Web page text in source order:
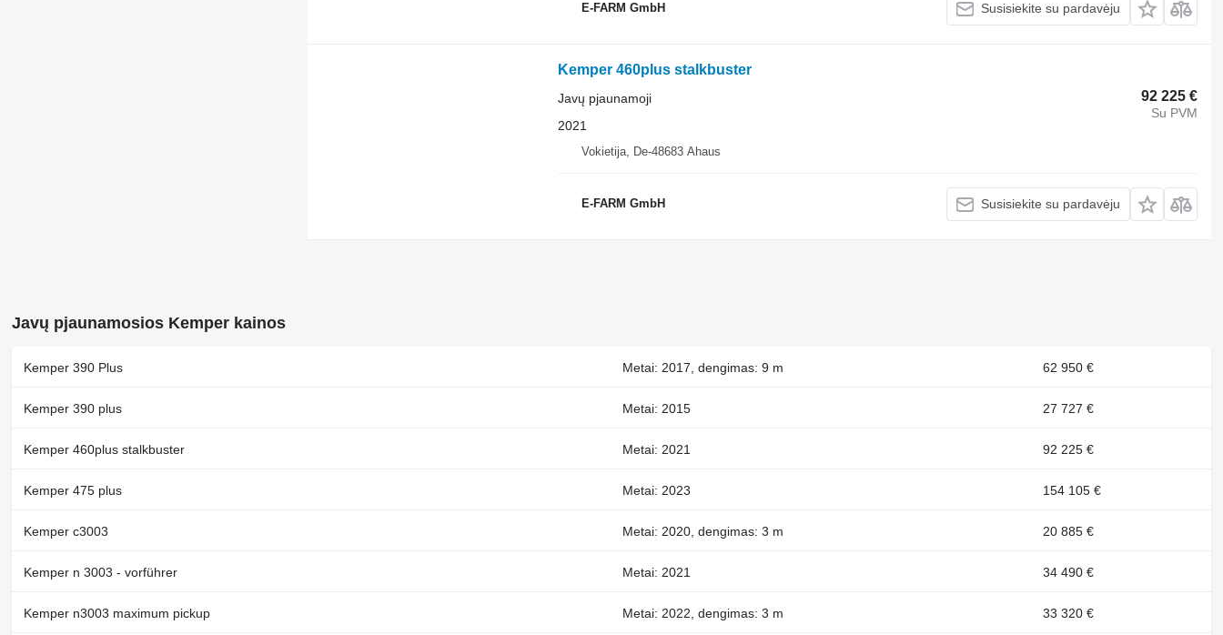
E-FARM GmbH Susisiekite su pardavėju
Kemper 460plus stalkbuster
92 225 €
Su PVM
Javų pjaunamoji
2021
Vokietija, De-48683 Ahaus
E-FARM GmbH Susisiekite su pardavėju
Javų pjaunamosios Kemper kainos
Kemper 390 Plus Metai: 2017, dengimas: 9 m 62 950 €
Kemper 390 plus Metai: 2015 27 727 €
Kemper 460plus stalkbuster Metai: 2021 92 225 €
Kemper 475 plus Metai: 2023 154 105 €
Kemper c3003 Metai: 2020, dengimas: 3 m 20 885 €
Kemper n 3003 - vorführer Metai: 2021 34 490 €
Kemper n3003 maximum pickup Metai: 2022, dengimas: 3 m 33 320 €